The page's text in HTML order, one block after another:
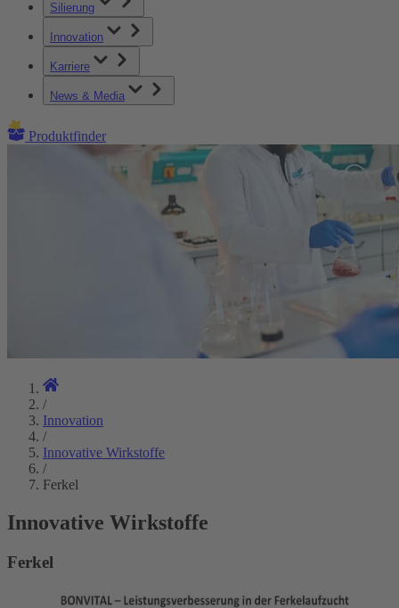
Silierung
Innovation
Karriere
News & Media
Produktfinder
/
Innovation
/
Innovative Wirkstoffe
/
Ferkel
Innovative Wirkstoffe
Ferkel